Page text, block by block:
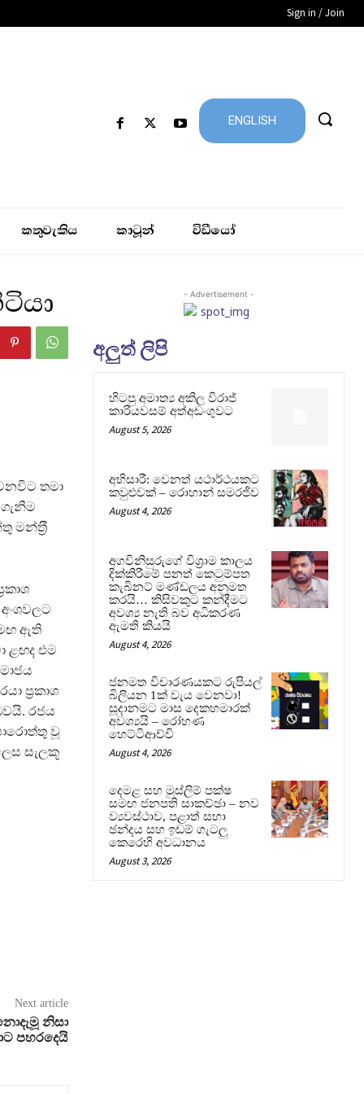
Sign in / Join
ENGLISH
කතුවැකිය කාටූන් විඩීයෝ
තමා
මන්ත‍්‍රී
ඇති
ළඟද එම
ප‍්‍රකාශ
රජය
වූ
සැලකූ
Next article
නිසා
පහරදෙයි
- Advertisement -
අලුත් ලිපි
හිටපු අමාත්‍ය අකිල විරාජ්
කාරියවසම් අත්අඩංගුවට
August 5, 2026
අභිසාරී: වෙනත් යථාර්ථයකට
කවුළුවක් – රොහාන් සමරජීව
August 4, 2026
අගවිනිසුරුගේ විශ්‍රාම කාලය
දික්කිරීමේ පනත් කෙටුම්පත
කැබිනට් මණ්ඩලය අනුමත
කරයි… කිසිවකුට කන්දීමට
අවශ්‍ය නැති බව අධිකරණ
ඇමති කියයි
August 4, 2026
ජනමත විචාරණයකට රුපියල්
බිලියන 1ක් වැය වෙනවා!
සූදානමට මාස දෙකහමාරක්
අවශ්‍යයි – රෝහණ
හෙට්ටිආච්චි
August 4, 2026
දෙමළ සහ මුස්ලිම් පක්ෂ
සමඟ ජනපති සාකච්ඡා – නව
ව්‍යවස්ථාව, පළාත් සභා
ඡන්දය සහ ඉඩම් ගැටලු
කෙරෙහි අවධානය
August 3, 2026